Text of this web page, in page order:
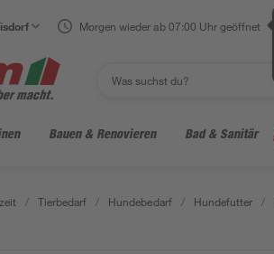
Morgen wieder ab 07:00 Uhr geöffnet
Bauen & Renovieren Bad & Sanitär
/ Tierbedarf / Hundebedarf / Hundefutter /